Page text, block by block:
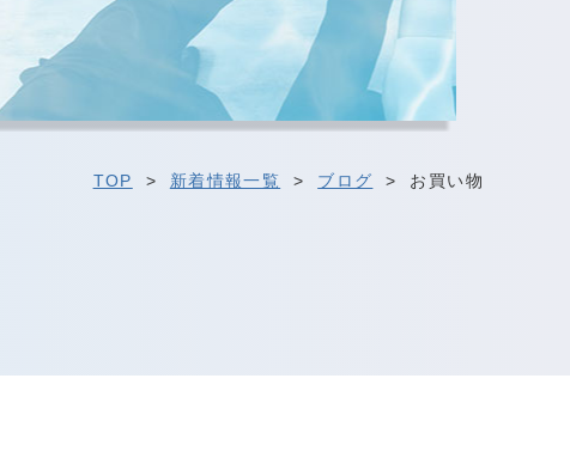
TOP > 新着情報一覧 > ブログ > お買い物